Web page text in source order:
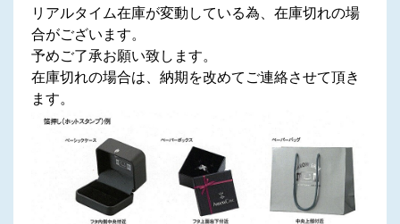
リアルタイム在庫が変動している為、在庫切れの場
合がございます。
予めご了承お願い致します。
在庫切れの場合は、納期を改めてご連絡させて頂き
ます。